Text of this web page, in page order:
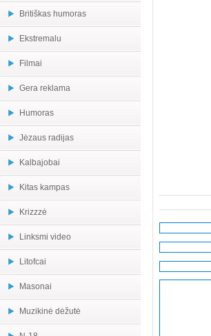
Britiškas humoras
Ekstremalu
Filmai
Gera reklama
Humoras
Jėzaus radijas
Kalbajobai
Kitas kampas
Krizzzė
Linksmi video
Litofcai
Masonai
Muzikinė dėžutė